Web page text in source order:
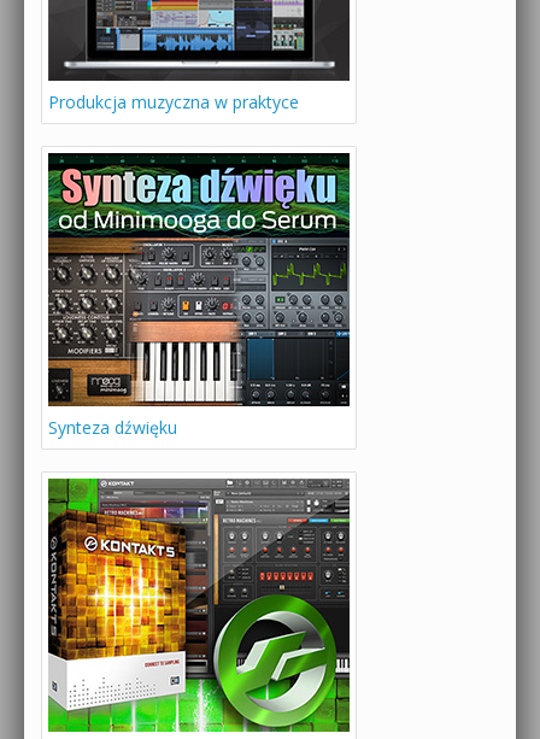
Produkcja muzyczna w praktyce
Synteza dźwięku